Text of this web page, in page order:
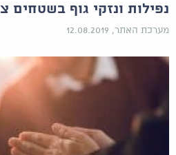
נפילות ונזקי גוף בשטחים
מערכת האתר, 12.08.2019